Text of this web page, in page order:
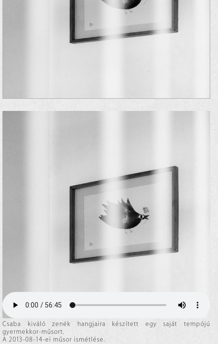
Csaba kiváló zenék hangjaira készített egy saját tempójú
gyermekkor-műsort.
A 2013-08-14-ei műsor ismétlése.